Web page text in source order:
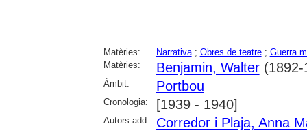
Matèries: Narrativa; Obres de teatre; Guerra
Matèries:
Benjamin, Walter(1892-
Àmbit: Portbou
Cronologia: [1939 - 1940]
Autors add.: Corredor i Plaja, Anna